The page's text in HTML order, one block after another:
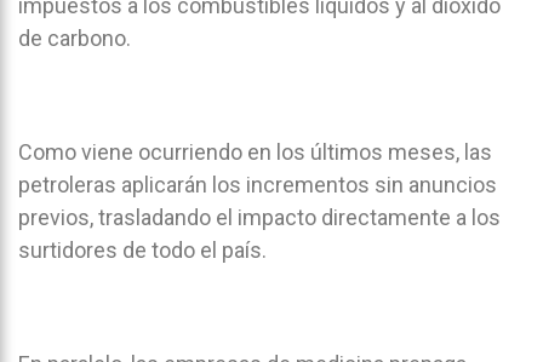
impuestos a los combustibles líquidos y al dióxido
de carbono.
Como viene ocurriendo en los últimos meses, las
petroleras aplicarán los incrementos sin anuncios
previos, trasladando el impacto directamente a los
surtidores de todo el país.